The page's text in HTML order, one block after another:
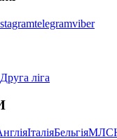
telegramviber
Друга ліга
ІталіяБельгіяМЛС